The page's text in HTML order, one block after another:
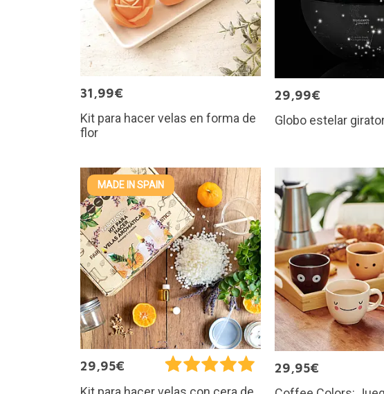
31,99€
Kit para hacer velas en forma de
flor
29,99€
Globo estelar
MADE IN SPAIN
29,95€
29,95€